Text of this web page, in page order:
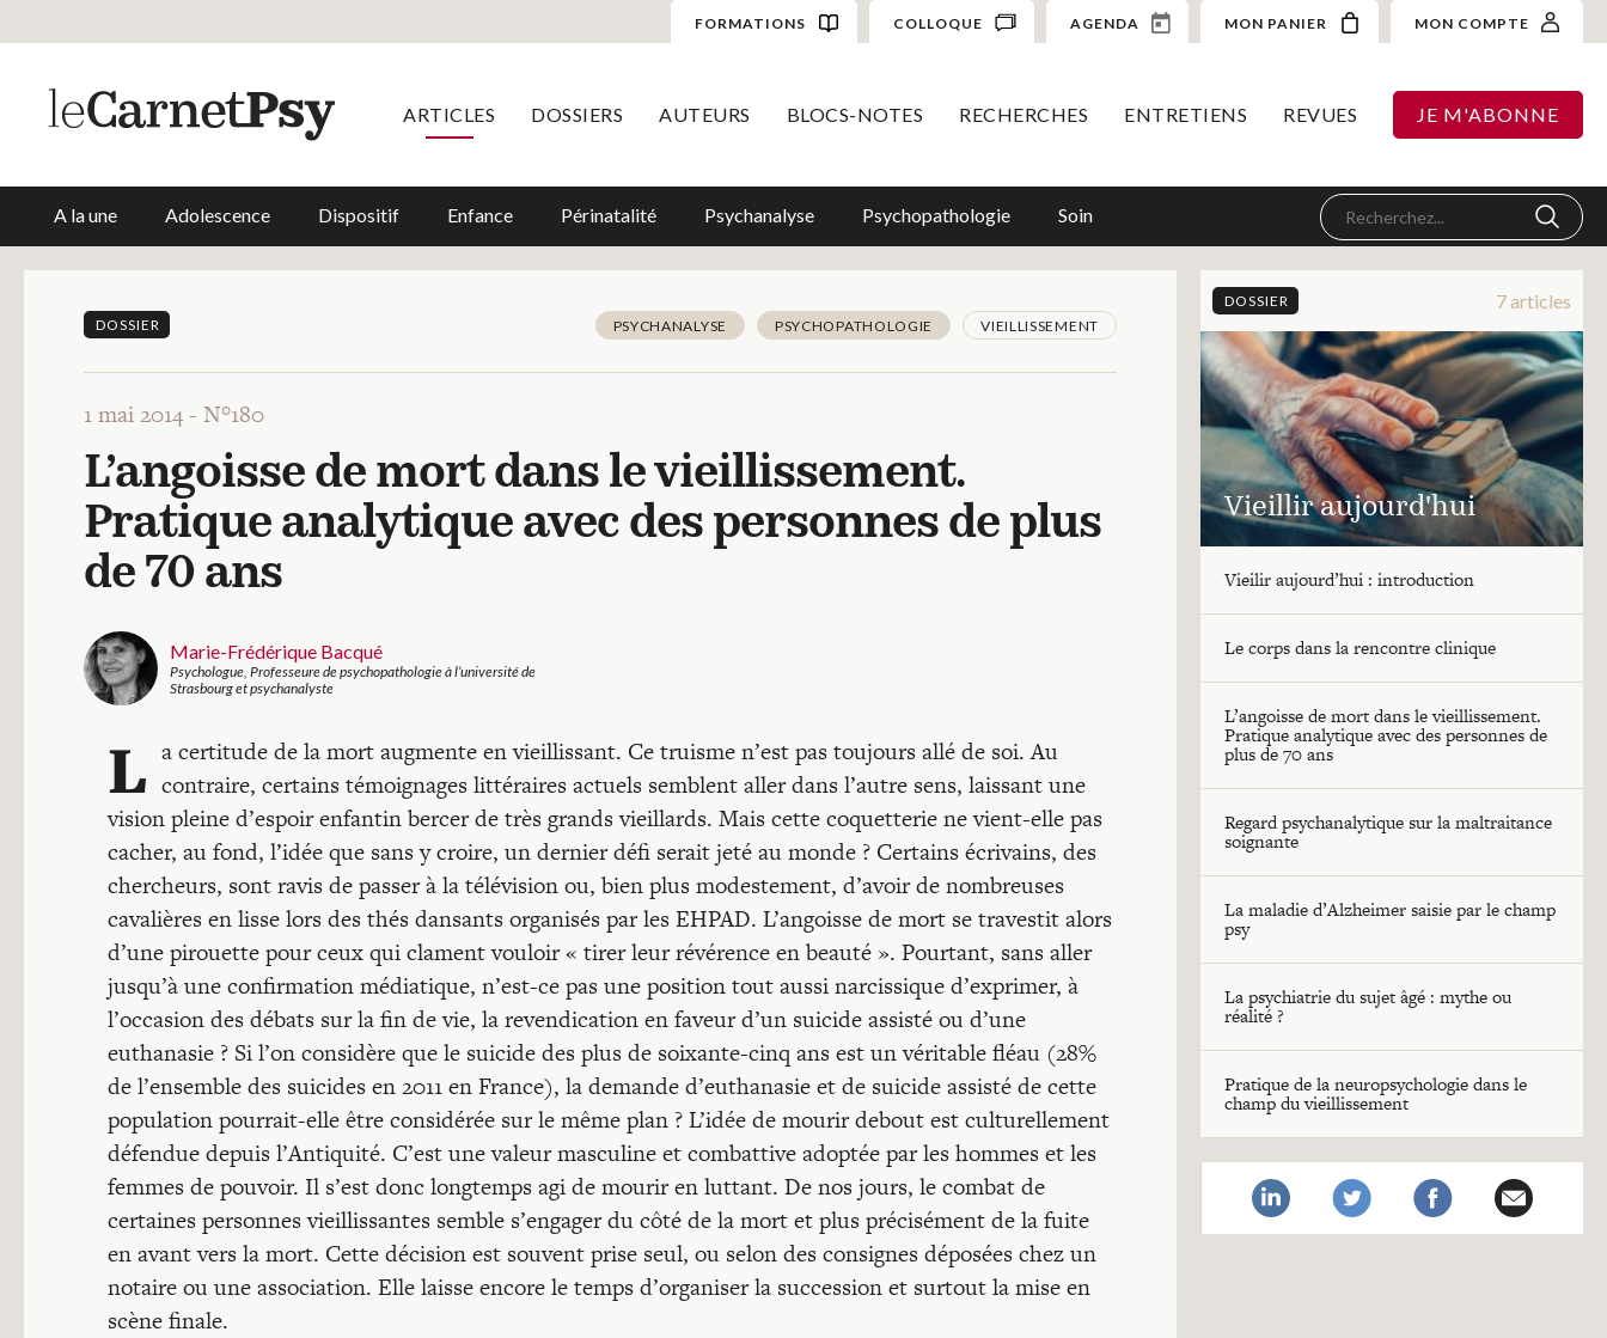
FORMATIONS COLLOQUE AGENDA MON PANIER MON COMPTE
ARTICLES DOSSIERS AUTEURS BLOCS-NOTES RECHERCHES ENTRETIENS REVUES JE M'ABONNE
A la une Adolescence Dispositif Enfance Périnatalité Psychanalyse Psychopathologie Soin
DOSSIER PSYCHANALYSE PSYCHOPATHOLOGIE VIEILLISSEMENT
1 mai 2014 - N°180
L’angoisse de mort dans le vieillissement.
Pratique analytique avec des personnes de plus
de 70 ans
Marie-Frédérique Bacqué
Psychologue, Professeure de psychopathologie à l’université de
Strasbourg et psychanalyste
L a certitude de la mort augmente en vieillissant. Ce truisme n’est pas toujours allé de soi. Au
contraire, certains témoignages littéraires actuels semblent aller dans l’autre sens, laissant une
vision pleine d’espoir enfantin bercer de très grands vieillards. Mais cette coquetterie ne vient-elle pas
cacher, au fond, l’idée que sans y croire, un dernier défi serait jeté au monde ? Certains écrivains, des
chercheurs, sont ravis de passer à la télévision ou, bien plus modestement, d’avoir de nombreuses
cavalières en lisse lors des thés dansants organisés par les EHPAD. L’angoisse de mort se travestit alors
d’une pirouette pour ceux qui clament vouloir « tirer leur révérence en beauté ». Pourtant, sans aller
jusqu’à une confirmation médiatique, n’est-ce pas une position tout aussi narcissique d’exprimer, à
l’occasion des débats sur la fin de vie, la revendication en faveur d’un suicide assisté ou d’une
euthanasie ? Si l’on considère que le suicide des plus de soixante-cinq ans est un véritable fléau (28%
de l’ensemble des suicides en 2011 en France), la demande d’euthanasie et de suicide assisté de cette
population pourrait-elle être considérée sur le même plan ? L’idée de mourir debout est culturellement
défendue depuis l’Antiquité. C’est une valeur masculine et combattive adoptée par les hommes et les
femmes de pouvoir. Il s’est donc longtemps agi de mourir en luttant. De nos jours, le combat de
certaines personnes vieillissantes semble s’engager du côté de la mort et plus précisément de la fuite
en avant vers la mort. Cette décision est souvent prise seul, ou selon des consignes déposées chez un
notaire ou une association. Elle laisse encore le temps d’organiser la succession et surtout la mise en
scène finale.
DOSSIER 7 articles
Vieillir aujourd'hui
Vieilir aujourd’hui : introduction
Le corps dans la rencontre clinique
L’angoisse de mort dans le vieillissement.
Pratique analytique avec des personnes de
plus de 70 ans
Regard psychanalytique sur la maltraitance
soignante
La maladie d’Alzheimer saisie par le champ
psy
La psychiatrie du sujet âgé : mythe ou
réalité ?
Pratique de la neuropsychologie dans le
champ du vieillissement